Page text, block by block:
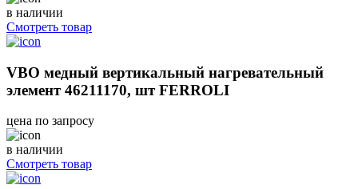
в наличии
Смотреть товар
VBO медный вертикальный нагревательный
элемент 46211170, шт FERROLI
цена по запросу
в наличии
Смотреть товар